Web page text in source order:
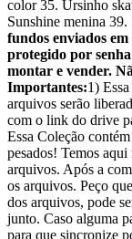
color 35. Ursinho
Sunshine menina
fundos enviados
protegido por
montar e vender.
Importantes:1)
arquivos serão
com o link do drive
Essa Coleção
pesados! Temos
arquivos. Após a
os arquivos. Peço
dos arquivos, pode
junto. Caso alguma
para que sincronize